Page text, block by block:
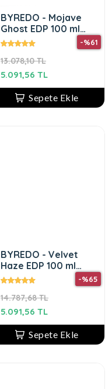
BYREDO - Mojave
Ghost EDP 100 ml
Unisex Parfüm
13.078,10 TL
-%61
5.091,56 TL
Sepete Ekle
BYREDO - Velvet
Haze EDP 100 ml
Unisex Parfüm
14.787,68 TL
-%65
5.091,56 TL
Sepete Ekle